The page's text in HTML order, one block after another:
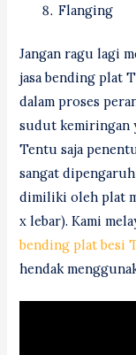
Flanging
Jangan ragu lagi
jasa bending plat
dalam proses
sudut kemiringan
Tentu saja
sangat
dimiliki oleh plat
x lebar). Kami
bending plat besi
hendak